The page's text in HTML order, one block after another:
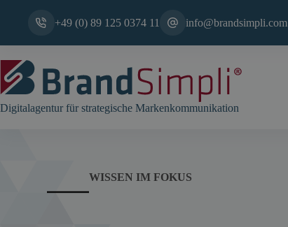
+49 (0) 89 125 0374 11 info@brandsimpli.com
Digitalagentur für strategische Markenkommunikation
WISSEN IM FOKUS